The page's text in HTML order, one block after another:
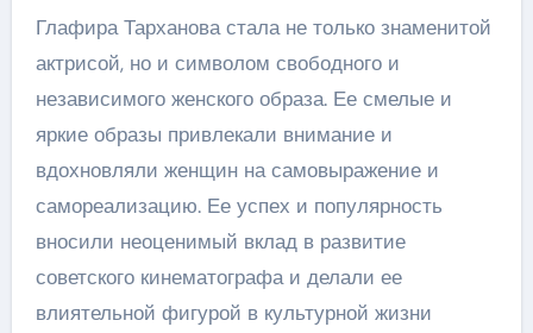
Глафира Тарханова стала не только знаменитой
актрисой, но и символом свободного и
независимого женского образа. Ее смелые и
яркие образы привлекали внимание и
вдохновляли женщин на самовыражение и
самореализацию. Ее успех и популярность
вносили неоценимый вклад в развитие
советского кинематографа и делали ее
влиятельной фигурой в культурной жизни